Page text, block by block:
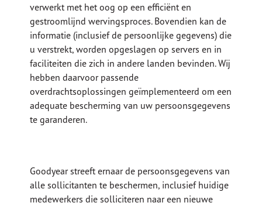
verwerkt met het oog op een efficiënt en
gestroomlijnd wervingsproces. Bovendien kan de
informatie (inclusief de persoonlijke gegevens) die
u verstrekt, worden opgeslagen op servers en in
faciliteiten die zich in andere landen bevinden. Wij
hebben daarvoor passende
overdrachtsoplossingen geïmplementeerd om een
adequate bescherming van uw persoonsgegevens
te garanderen.
Goodyear streeft ernaar de persoonsgegevens van
alle sollicitanten te beschermen, inclusief huidige
medewerkers die solliciteren naar een nieuwe